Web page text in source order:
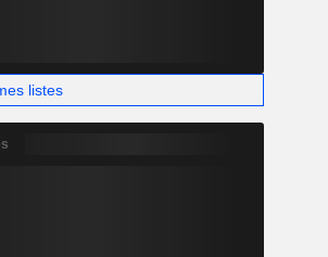
listes